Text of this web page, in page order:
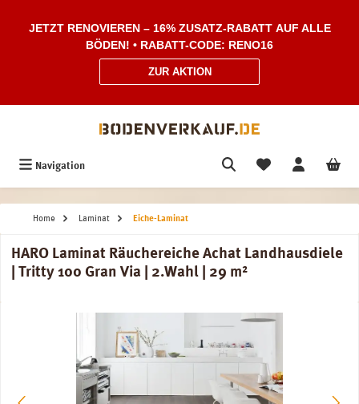
JETZT RENOVIEREN – 16% ZUSATZ-RABATT AUF ALLE
BÖDEN! • RABATT-CODE: RENO16
ZUR AKTION
Navigation
Home Laminat Eiche-Laminat
HARO Laminat Räuchereiche Achat Landhausdiele
| Tritty 100 Gran Via | 2.Wahl | 29 m²